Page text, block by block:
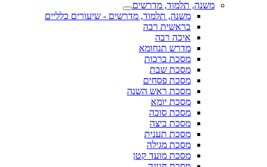
משנה, תלמוד, מדרשים
משנה, תלמוד, מדרשים - שיעורים כלליים
בראשית רבה
איכה רבה
מדרש תנחומא
מסכת ברכות
מסכת שבת
מסכת פסחים
מסכת ראש השנה
מסכת יומא
מסכת סוכה
מסכת ביצה
מסכת תענית
מסכת מגילה
מסכת מועד קטן